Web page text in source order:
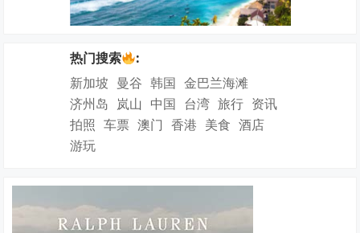
热门搜索
:
新加坡 曼谷 韩国 金巴兰海滩
济州岛 岚山 中国 台湾 旅行 资讯
拍照 车票 澳门 香港 美食 酒店
游玩